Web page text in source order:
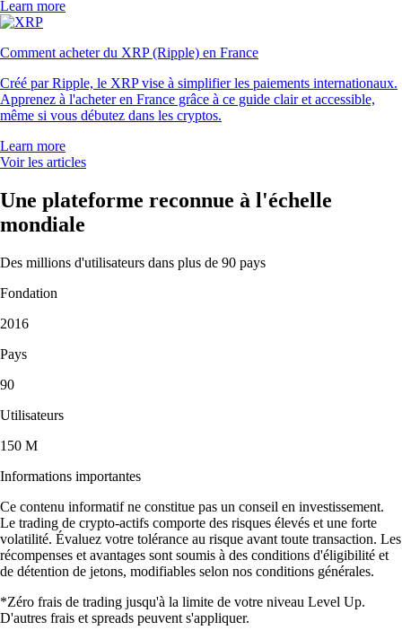
Learn more
Comment acheter du XRP (Ripple) en France
Créé par Ripple, le XRP vise à simplifier les paiements internationaux.
Apprenez à l'acheter en France grâce à ce guide clair et accessible,
même si vous débutez dans les cryptos.
Learn more
Voir les articles
Une plateforme reconnue à l'échelle
mondiale
Des millions d'utilisateurs dans plus de 90 pays
Fondation
2016
Pays
90
Utilisateurs
150 M
Informations importantes
Ce contenu informatif ne constitue pas un conseil en investissement.
Le trading de crypto-actifs comporte des risques élevés et une forte
volatilité. Évaluez votre tolérance au risque avant toute transaction. Les
récompenses et avantages sont soumis à des conditions d'éligibilité et
de détention de jetons, modifiables selon nos conditions générales.
*Zéro frais de trading jusqu'à la limite de votre niveau Level Up.
D'autres frais et spreads peuvent s'appliquer.